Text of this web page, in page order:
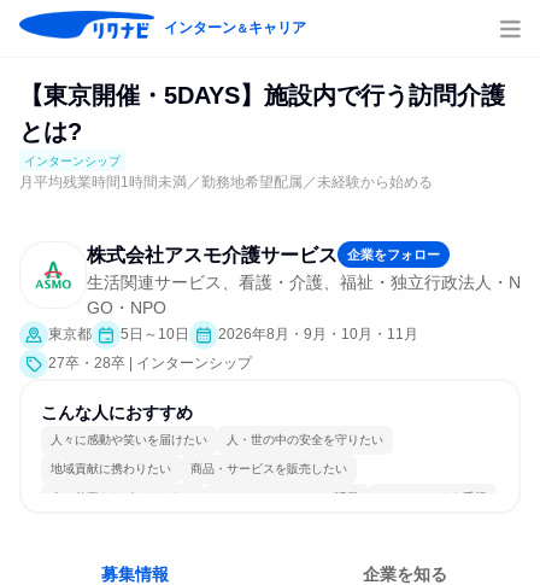
インターン＆キャリア
【東京開催・5DAYS】施設内で行う訪問介護
とは?
インターンシップ
月平均残業時間1時間未満／勤務地希望配属／未経験から始める
株式会社アスモ介護サービス 企業をフォロー
生活関連サービス、看護・介護、福祉・独立行政法人・N
GO・NPO
東京都 5日～10日
2026年8月・9月・10月・11月
27卒・28卒 | インターンシップ
こんな人におすすめ
人々に感動や笑いを届けたい 人・世の中の安全を守りたい
地域貢献に携わりたい 商品・サービスを販売したい
人の仕事をサポートしたい コミュニケーションが活発 チームワークを重視
募集情報 企業を知る